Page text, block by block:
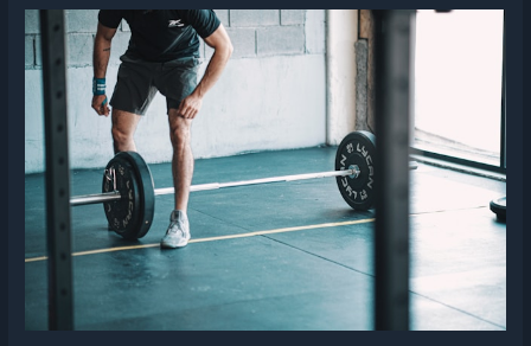
van
hoogwaardige
kabels
binnen
moderne
industriële
processen